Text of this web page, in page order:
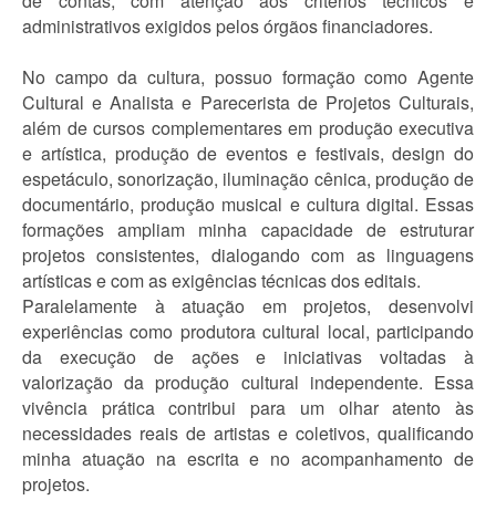
administrativos exigidos pelos órgãos financiadores.
No campo da cultura, possuo formação como Agente
Cultural e Analista e Parecerista de Projetos Culturais,
além de cursos complementares em produção executiva
e artística, produção de eventos e festivais, design do
espetáculo, sonorização, iluminação cênica, produção de
documentário, produção musical e cultura digital. Essas
formações ampliam minha capacidade de estruturar
projetos consistentes, dialogando com as linguagens
artísticas e com as exigências técnicas dos editais.
Paralelamente à atuação em projetos, desenvolvi
experiências como produtora cultural local, participando
da execução de ações e iniciativas voltadas à
valorização da produção cultural independente. Essa
vivência prática contribui para um olhar atento às
necessidades reais de artistas e coletivos, qualificando
minha atuação na escrita e no acompanhamento de
projetos.